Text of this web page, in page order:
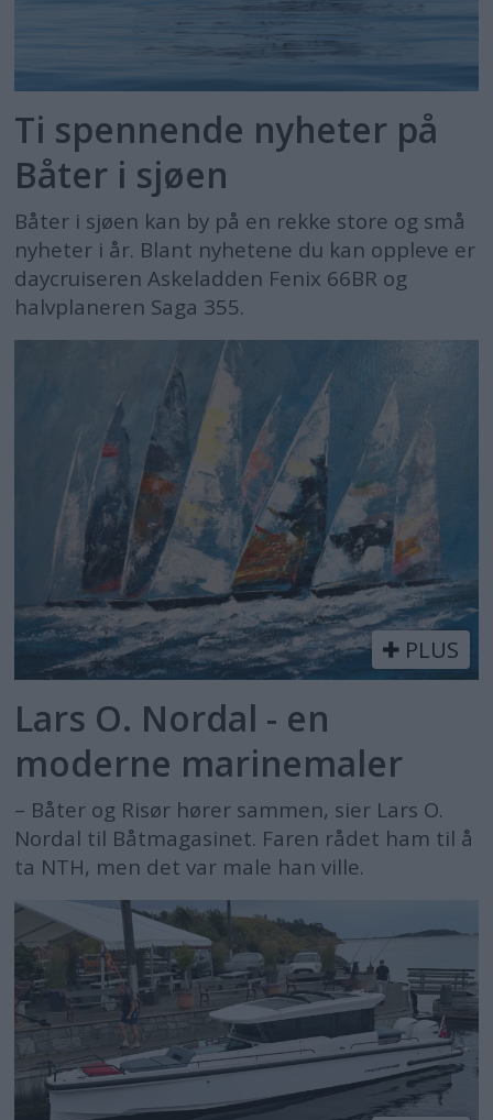
Ti spennende nyheter på
Båter i sjøen
Båter i sjøen kan by på en rekke store og små
nyheter i år. Blant nyhetene du kan oppleve er
daycruiseren Askeladden Fenix 66BR og
halvplaneren Saga 355.
PLUS
Lars O. Nordal - en
moderne marinemaler
– Båter og Risør hører sammen, sier Lars O.
Nordal til Båtmagasinet. Faren rådet ham til å
ta NTH, men det var male han ville.